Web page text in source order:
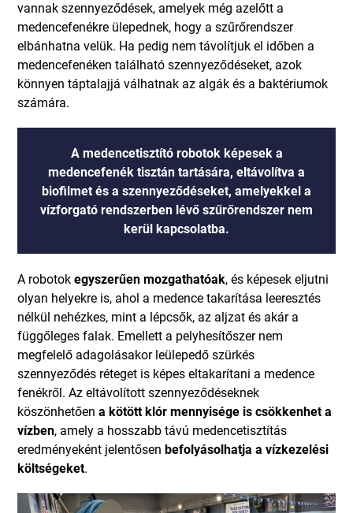
vannak szennyeződések, amelyek még azelőtt a
medencefenékre ülepednek, hogy a szűrőrendszer
elbánhatna velük. Ha pedig nem távolítjuk el időben a
medencefenéken található szennyeződéseket, azok
könnyen táptalajjá válhatnak az algák és a baktériumok
számára.
A medencetisztító robotok képesek a
medencefenék tisztán tartására, eltávolítva a
biofilmet és a szennyeződéseket, amelyekkel a
vízforgató rendszerben lévő szűrőrendszer nem
kerül kapcsolatba.
A robotokegyszerűen mozgathatóak, és képesek eljutni
olyan helyekre is, ahol a medence takarítása leeresztés
nélkül nehézkes, mint a lépcsők, az aljzat és akár a
függőleges falak. Emellett a pelyhesítőszer nem
megfelelő adagolásakor leülepedő szürkés
szennyeződés réteget is képes eltakarítani a medence
fenékről. Az eltávolított szennyeződéseknek
köszönhetőena kötött klór mennyisége is csökkenhet a
vízben, amely a hosszabb távú medencetisztítás
eredményeként jelentősenbefolyásolhatja a vízkezelési
költségeket.